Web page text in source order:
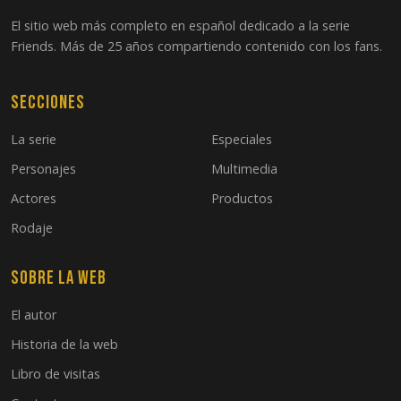
El sitio web más completo en español dedicado a la serie
Friends. Más de 25 años compartiendo contenido con los fans.
Secciones
La serie
Personajes
Actores
Rodaje
Especiales
Multimedia
Productos
Sobre la web
El autor
Historia de la web
Libro de visitas